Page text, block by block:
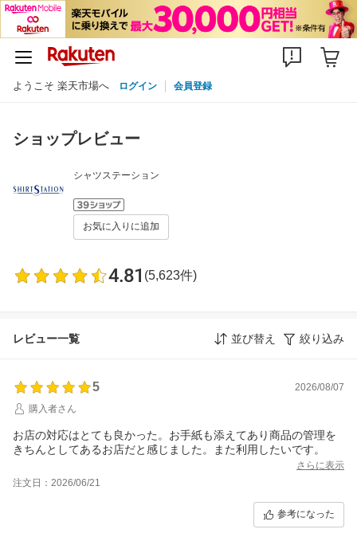
ようこそ 楽天市場へ ログイン 会員登録
ショップレビュー
シャツステーション
お気に入りに追加
4.81 (5,623件)
レビュー一覧 並び替え 絞り込み
5
2026/08/07
購入者さん
お店の対応はとても良かった。お手紙も添えてあり商品の管理を
きちんとしてあるお店だと感じました。また利用したいです。
さらに表示
注文日：2026/06/21
参考になった